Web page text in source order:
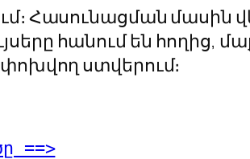
Հասունացման մասին
հանում են հողից,
ստվերում։
==>